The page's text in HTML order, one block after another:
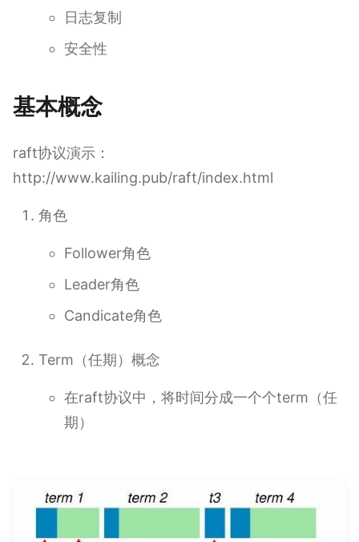
日志复制
安全性
基本概念
raft协议演示：
http://www.kailing.pub/raft/index.html
角色
Follower角色
Leader角色
Candicate角色
Term（任期）概念
在raft协议中，将时间分成一个个term（任
期）